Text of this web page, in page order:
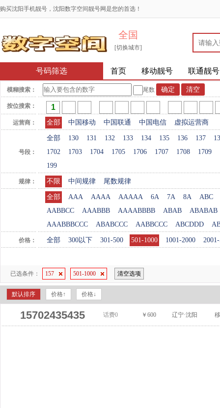
购买沈阳手机靓号，沈阳数字空间靓号网是您的首选！
全国
[切换城市]
号码筛选 首页 移动靓号 联通靓号
模糊搜索： 尾数
按位搜索：
运营商： 全部 中国移动 中国联通 中国电信 虚拟运营商
号段：
全部 130 131 132 133 134 135 136 137
1702
1703 1704 1705 1706 1707 1708 1709
199
规律： 不限 中间规律 尾数规律
全部 AAA AAAA AAAAA 6A 7A 8A
ABC
AABBCC
AAABBB AAAABBBB ABAB
ABABAB
AAABBBCCC
ABABCCC AABBCCC ABCDDD
价格： 全部 300以下 301-500 501-1000 1001-2000
已选条件： 157 501-1000 清空选项
默认排序 价格↑ 价格↓
15702435435 话费0 ￥600 辽宁·沈阳